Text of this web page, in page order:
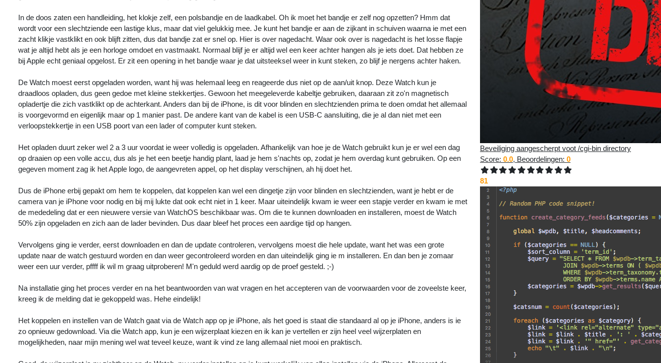
In de doos zaten een handleiding, het klokje zelf, een polsbandje en de laadkabel. Oh ik moet het bandje er zelf nog opzetten? Hmm dat
wordt voor een slechtziende een lastige klus, maar dat viel gelukkig mee. Je kunt het bandje er aan de zijkant in schuiven waarna ie met een
zacht klikje vastklikt en ook blijft zitten, dus dat bandje zat er snel op. Hier is over nagedacht. Waar ook over is nagedacht is het losse flapje
wat je altijd hebt als je een horloge omdoet en vastmaakt. Normaal blijf je er altijd wel een keer achter hangen als je iets doet. Dat hebben ze
bij Apple echt geniaal opgelost. Er zit een opening in het bandje waar je dat uitsteeksel weer in kunt steken, zo blijf je nergens achter haken.
De Watch moest eerst opgeladen worden, want hij was helemaal leeg en reageerde dus niet op de aan/uit knop. Deze Watch kun je
draadloos opladen, dus geen gedoe met kleine stekkertjes. Gewoon het meegeleverde kabeltje gebruiken, daaraan zit zo'n magnetisch
opladertje die zich vastklikt op de achterkant. Anders dan bij de iPhone, is dit voor blinden en slechtzienden prima te doen omdat het allemaal
is voorgevormd en eigenlijk maar op 1 manier past. De andere kant van de kabel is een USB-C aansluiting, die je al dan niet met een
verloopstekkertje in een USB poort van een lader of computer kunt steken.
Het opladen duurt zeker wel 2 a 3 uur voordat ie weer volledig is opgeladen. Afhankelijk van hoe je de Watch gebruikt kun je er wel een dag
op draaien op een volle accu, dus als je het een beetje handig plant, laad je hem s'nachts op, zodat je hem overdag kunt gebruiken. Op een
gegeven moment zag ik het Apple logo, de aangevreten appel, op het display verschijnen, ah hij doet het.
Dus de iPhone erbij gepakt om hem te koppelen, dat koppelen kan wel een dingetje zijn voor blinden en slechtzienden, want je hebt er de
camera van je iPhone voor nodig en bij mij lukte dat ook echt niet in 1 keer. Maar uiteindelijk kwam ie weer een stapje verder en kwam ie met
de mededeling dat er een nieuwere versie van WatchOS beschikbaar was. Om die te kunnen downloaden en installeren, moest de Watch
50% zijn opgeladen en zich aan de lader bevinden. Dus daar bleef het proces een aardige tijd op hangen.
Vervolgens ging ie verder, eerst downloaden en dan de update controleren, vervolgens moest die hele update, want het was een grote
update naar de watch gestuurd worden en dan weer gecontroleerd worden en dan uiteindelijk ging ie m installeren. En dan ben je zomaar
weer een uur verder, pffff ik wil m graag uitproberen! M'n geduld werd aardig op de proef gesteld. ;-)
Na installatie ging het proces verder en na het beantwoorden van wat vragen en het accepteren van de voorwaarden voor de zoveelste keer,
kreeg ik de melding dat ie gekoppeld was. Hehe eindelijk!
Het koppelen en instellen van de Watch gaat via de Watch app op je iPhone, als het goed is staat die standaard al op je iPhone, anders is ie
zo opnieuw gedownload. Via die Watch app, kun je een wijzerplaat kiezen en ik kan je vertellen er zijn heel veel wijzerplaten en
mogelijkheden, naar mijn mening wel wat teveel keuze, want ik vind ze lang allemaal niet mooi en praktisch.
Beveiliging aangescherpt voot /cgi-bin directory
Score: 0.0, Beoordelingen: 0
81